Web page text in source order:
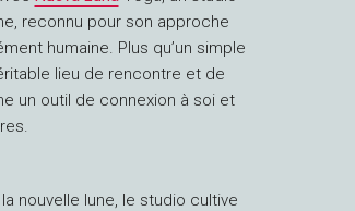
reconnu pour son approche
humaine. Plus qu’un simple
lieu de rencontre et de
un outil de connexion à soi et
nouvelle lune, le studio cultive